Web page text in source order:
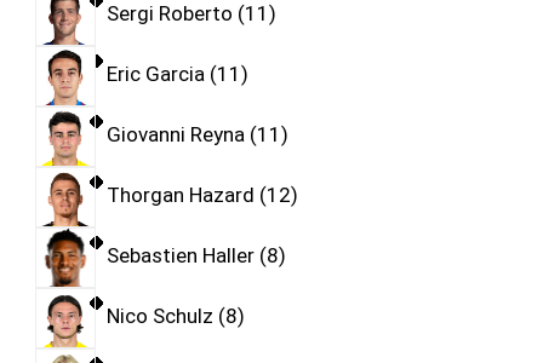
Sergi Roberto 11
Eric Garcia 11
Giovanni Reyna 11
Thorgan Hazard 12
Sebastien Haller 8
Nico Schulz 8